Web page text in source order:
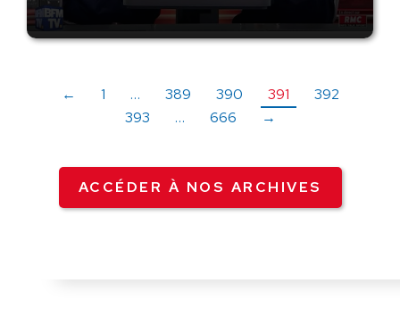
← 1 … 389 390 391
392
393
… 666 →
ACCÉDER À NOS ARCHIVES